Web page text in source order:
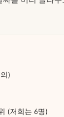
)
(저희는 6명)